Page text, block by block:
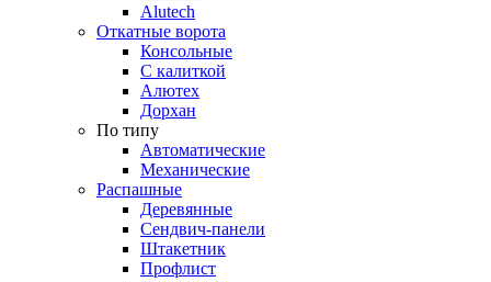
Alutech
Откатные ворота
Консольные
С калиткой
Алютех
Дорхан
По типу
Автоматические
Механические
Распашные
Деревянные
Сендвич-панели
Штакетник
Профлист